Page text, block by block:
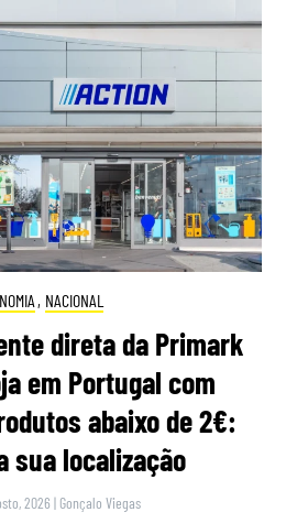
, NACIONAL
direta da Primark
em Portugal com
abaixo de 2€:
sua localização
2026 | Gonçalo Viegas